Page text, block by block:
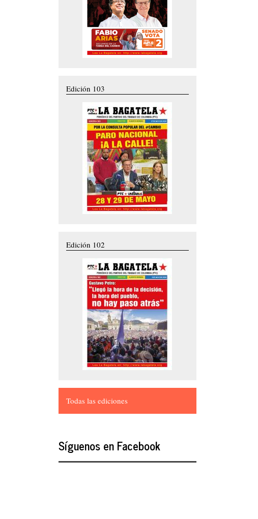
Edición 103
Edición 102
Todas las ediciones
Síguenos en Facebook